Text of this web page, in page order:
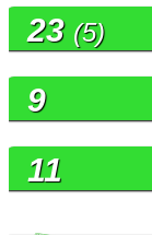
23 (5)
9
11